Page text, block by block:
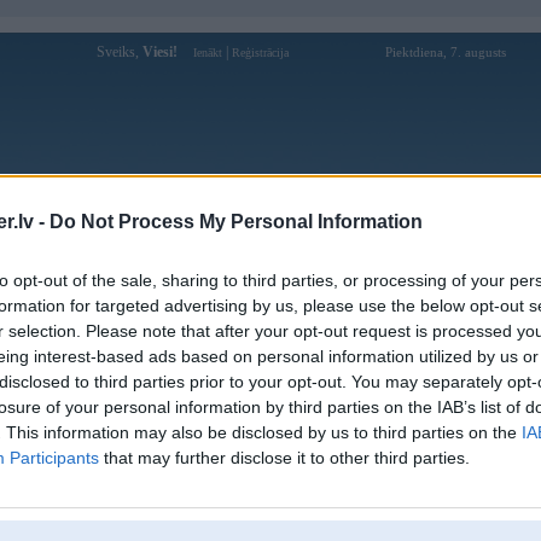
- Do Not Process My Personal Information
opt-out of the sale, sharing to third parties, or processing of your
for targeted advertising by us, please use the below opt-out
selection. Please note that after your opt-out request is processed
interest-based ads based on personal information utilized by us
to third parties prior to your opt-out. You may separately
of your personal information by third parties on the IAB’s list of
This information may also be disclosed by us to third parties on the
Participants that may further disclose it to other third parties.
Sveiks, Viesi! Ienākt Reģistrācija Piektdiena, 7. augusts
Forums Galerijas Reģistrācija Lietotāji
Lietotāja svikisstyle profils
Pēdējo reizi manīts: 22. Dec 2020, 18:01
Lietotājvārds:
svikisstyle
Braucu ar:
z3
Ziņojumi forumā:
[Pēdējie ziņojumi forumā]